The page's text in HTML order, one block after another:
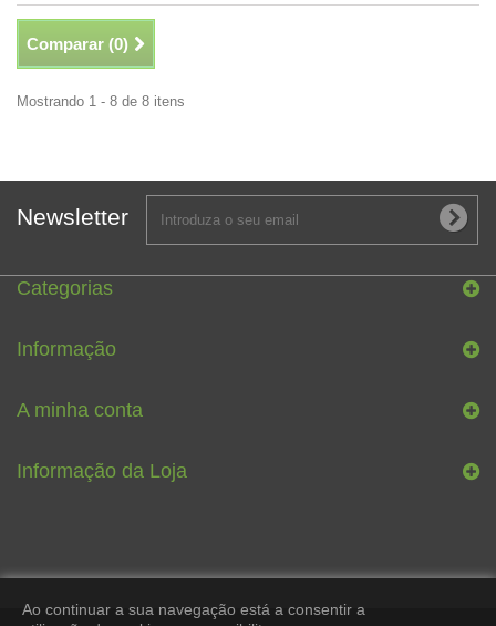
Comparar (0)
Mostrando 1 - 8 de 8 itens
Newsletter
Categorias
Informação
A minha conta
Informação da Loja
Ao continuar a sua navegação está a consentir a